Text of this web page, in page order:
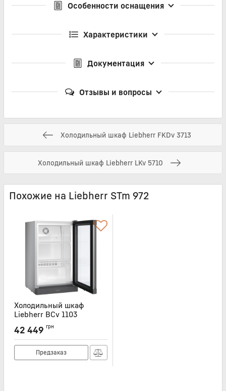
Особенности оснащения
Характеристики
Документация
Отзывы и вопросы
Холодильный шкаф Liebherr FKDv 3713
Холодильный шкаф Liebherr LKv 5710
Похожие на Liebherr STm 972
Холодильный шкаф
Liebherr BCv 1103
BCV1103
42 449 грн
Предзаказ